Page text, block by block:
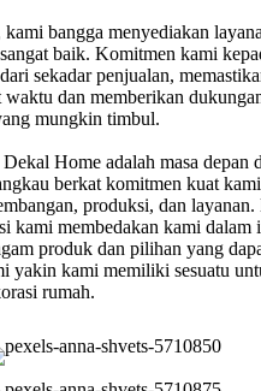
bangga menyediakan
baik. Komitmen kami
sekadar penjualan,
waktu dan memberikan
mungkin timbul.
Home adalah masa depan
berkat komitmen kuat
produksi, dan layanan.
kami membedakan kami dalam
produk dan pilihan yang
yakin kami memiliki sesuatu
rumah.